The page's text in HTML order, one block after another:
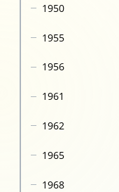
1950
1955
1956
1961
1962
1965
1968